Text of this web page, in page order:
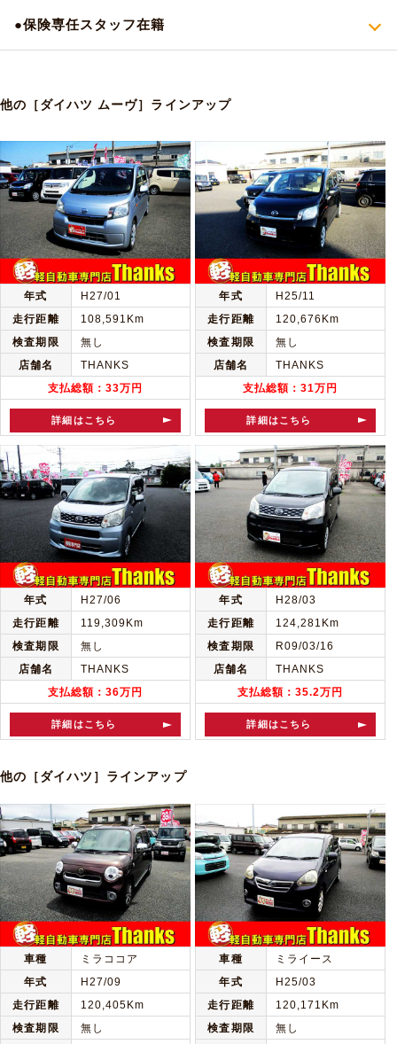
●保険専任スタッフ在籍
他の［ダイハツ ムーヴ］ラインアップ
年式
H27/01
走行距離
108,591Km
検査期限
無し
店舗名
THANKS
支払総額：33万円
詳細はこちら
年式
H25/11
走行距離
120,676Km
検査期限
無し
店舗名
THANKS
支払総額：31万円
詳細はこちら
年式
H27/06
走行距離
119,309Km
検査期限
無し
店舗名
THANKS
支払総額：36万円
詳細はこちら
年式
H28/03
走行距離
124,281Km
検査期限
R09/03/16
店舗名
THANKS
支払総額：35.2万円
詳細はこちら
他の［ダイハツ］ラインアップ
車種
ミラココア
年式
H27/09
走行距離
120,405Km
検査期限
無し
車種
ミライース
年式
H25/03
走行距離
120,171Km
検査期限
無し